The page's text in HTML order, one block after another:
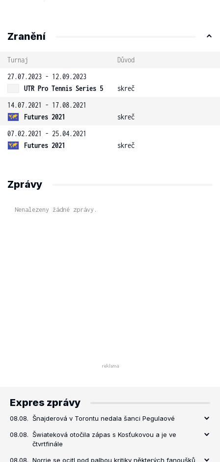
Zranění
Turnaj
Důvod
27.07.2023 - 12.09.2023
UTR Pro Tennis Series 5
skreč
14.07.2021 - 17.08.2021
Futures 2021
skreč
07.02.2021 - 25.04.2021
Futures 2021
skreč
Zprávy
Nenalezeny žádné zprávy.
Expres zprávy
08.08. Šnajderová v Torontu nedala šanci Pegulaové
08.08. Šwiateková otočila zápas s Kosťukovou a je ve
čtvrtfinále
08.08. Norrie se ocitl pod palbou kritiky některých fanoušků